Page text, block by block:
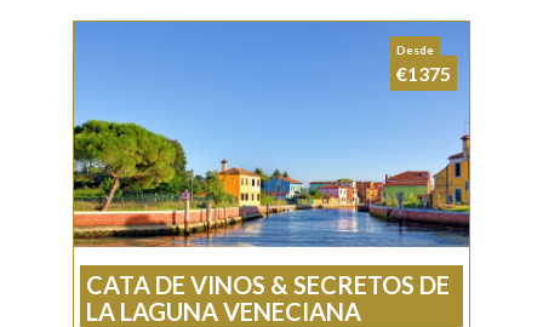
Desde
€1375
CATA DE VINOS & SECRETOS DE
LA LAGUNA VENECIANA